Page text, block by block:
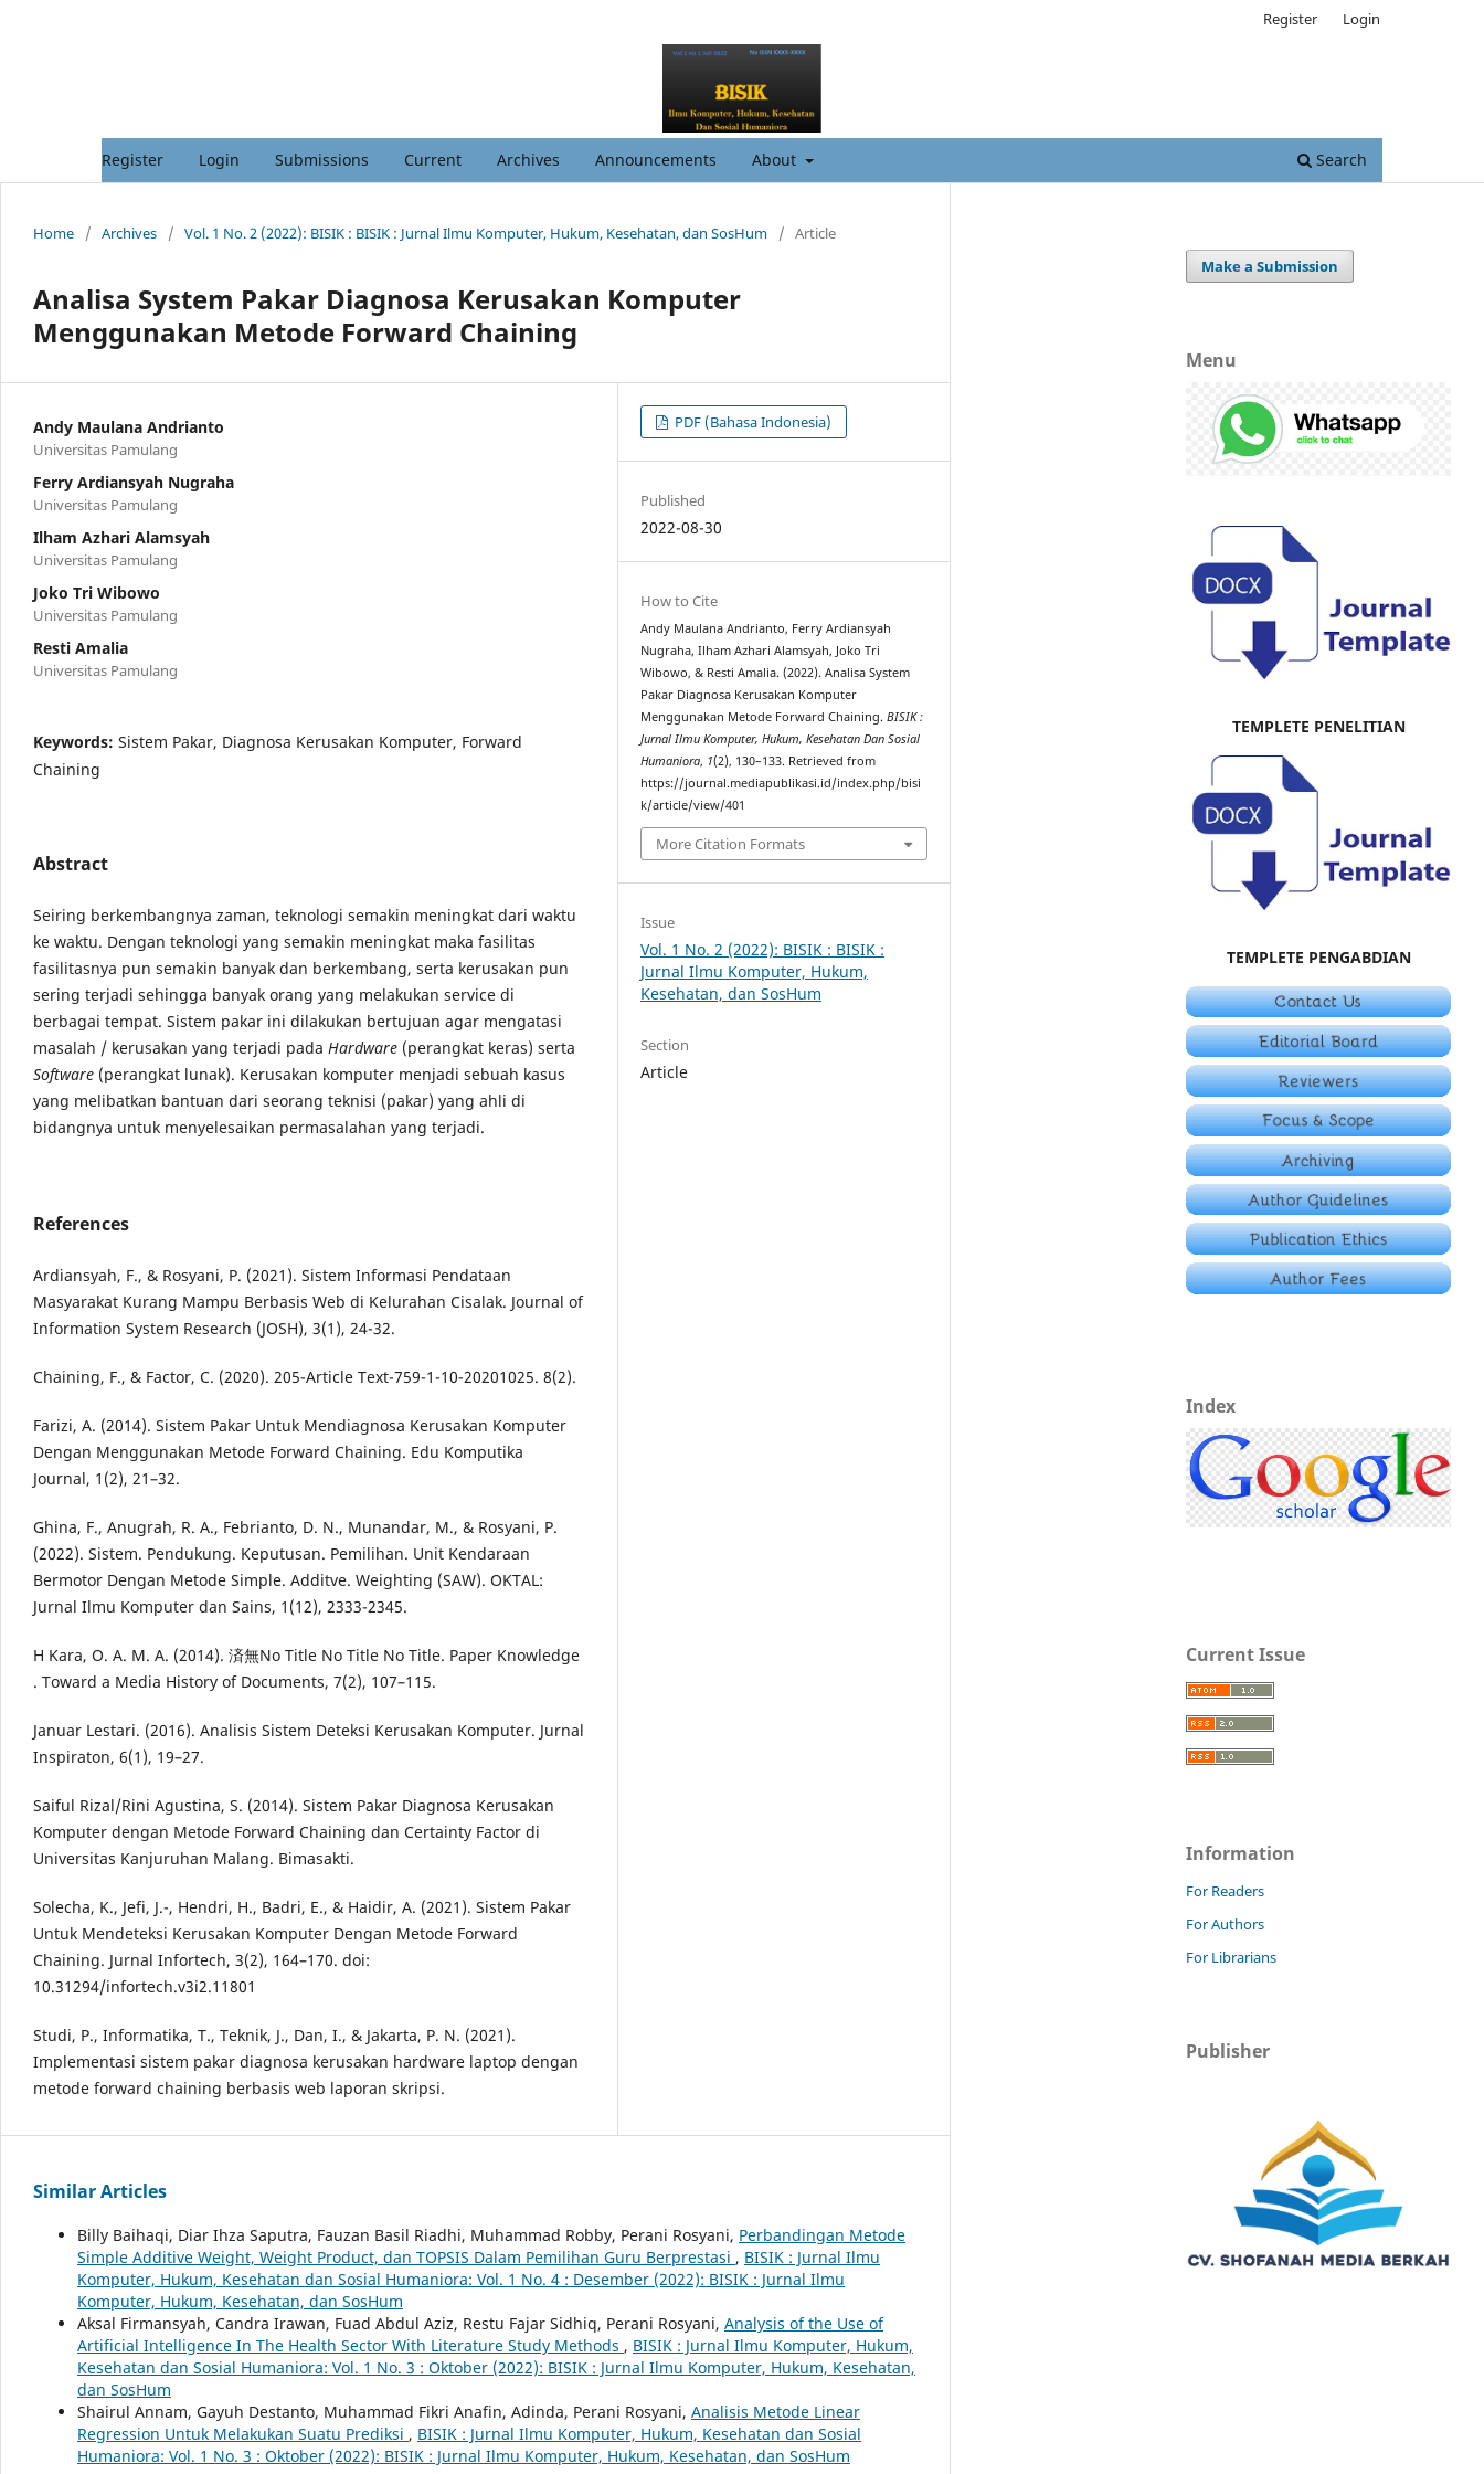
Register Login Submissions Current Archives Announcements About Search
Register Login
Home / Archives / Vol. 1 No. 2 (2022): BISIK : BISIK : Jurnal Ilmu Komputer, Hukum, Kesehatan, dan SosHum / Article
Analisa System Pakar Diagnosa Kerusakan Komputer
Menggunakan Metode Forward Chaining
Andy Maulana Andrianto
Universitas Pamulang
Ferry Ardiansyah Nugraha
Universitas Pamulang
Ilham Azhari Alamsyah
Universitas Pamulang
Joko Tri Wibowo
Universitas Pamulang
Resti Amalia
Universitas Pamulang
Keywords: Sistem Pakar, Diagnosa Kerusakan Komputer, Forward
Chaining
Abstract
Seiring berkembangnya zaman, teknologi semakin meningkat dari waktu
ke waktu. Dengan teknologi yang semakin meningkat maka fasilitas
fasilitasnya pun semakin banyak dan berkembang, serta kerusakan pun
sering terjadi sehingga banyak orang yang melakukan service di
berbagai tempat. Sistem pakar ini dilakukan bertujuan agar mengatasi
masalah / kerusakan yang terjadi pada Hardware (perangkat keras) serta
Software (perangkat lunak). Kerusakan komputer menjadi sebuah kasus
yang melibatkan bantuan dari seorang teknisi (pakar) yang ahli di
bidangnya untuk menyelesaikan permasalahan yang terjadi.
References
Ardiansyah, F., & Rosyani, P. (2021). Sistem Informasi Pendataan
Masyarakat Kurang Mampu Berbasis Web di Kelurahan Cisalak. Journal of
Information System Research (JOSH), 3(1), 24-32.
Chaining, F., & Factor, C. (2020). 205-Article Text-759-1-10-20201025. 8(2).
Farizi, A. (2014). Sistem Pakar Untuk Mendiagnosa Kerusakan Komputer
Dengan Menggunakan Metode Forward Chaining. Edu Komputika
Journal, 1(2), 21–32.
Ghina, F., Anugrah, R. A., Febrianto, D. N., Munandar, M., & Rosyani, P.
(2022). Sistem. Pendukung. Keputusan. Pemilihan. Unit Kendaraan
Bermotor Dengan Metode Simple. Additve. Weighting (SAW). OKTAL:
Jurnal Ilmu Komputer dan Sains, 1(12), 2333-2345.
H Kara, O. A. M. A. (2014). 済無No Title No Title No Title. Paper Knowledge
. Toward a Media History of Documents, 7(2), 107–115.
Januar Lestari. (2016). Analisis Sistem Deteksi Kerusakan Komputer. Jurnal
Inspiraton, 6(1), 19–27.
Saiful Rizal/Rini Agustina, S. (2014). Sistem Pakar Diagnosa Kerusakan
Komputer dengan Metode Forward Chaining dan Certainty Factor di
Universitas Kanjuruhan Malang. Bimasakti.
Solecha, K., Jefi, J.-, Hendri, H., Badri, E., & Haidir, A. (2021). Sistem Pakar
Untuk Mendeteksi Kerusakan Komputer Dengan Metode Forward
Chaining. Jurnal Infortech, 3(2), 164–170. doi:
10.31294/infortech.v3i2.11801
Studi, P., Informatika, T., Teknik, J., Dan, I., & Jakarta, P. N. (2021).
Implementasi sistem pakar diagnosa kerusakan hardware laptop dengan
metode forward chaining berbasis web laporan skripsi.
PDF (Bahasa Indonesia)
Published
2022-08-30
How to Cite
Andy Maulana Andrianto, Ferry Ardiansyah
Nugraha, Ilham Azhari Alamsyah, Joko Tri
Wibowo, & Resti Amalia. (2022). Analisa System
Pakar Diagnosa Kerusakan Komputer
Menggunakan Metode Forward Chaining.BISIK :
Jurnal Ilmu Komputer, Hukum, Kesehatan Dan Sosial
Humaniora, 1(2), 130–133. Retrieved from
https://journal.mediapublikasi.id/index.php/bisi
k/article/view/401
More Citation Formats
Issue
Vol. 1 No. 2 (2022): BISIK : BISIK :
Jurnal Ilmu Komputer, Hukum,
Kesehatan, dan SosHum
Section
Article
Similar Articles
Billy Baihaqi, Diar Ihza Saputra, Fauzan Basil Riadhi, Muhammad Robby, Perani Rosyani, Perbandingan Metode
Simple Additive Weight, Weight Product, dan TOPSIS Dalam Pemilihan Guru Berprestasi , BISIK : Jurnal Ilmu
Komputer, Hukum, Kesehatan dan Sosial Humaniora: Vol. 1 No. 4 : Desember (2022): BISIK : Jurnal Ilmu
Komputer, Hukum, Kesehatan, dan SosHum
Aksal Firmansyah, Candra Irawan, Fuad Abdul Aziz, Restu Fajar Sidhiq, Perani Rosyani, Analysis of the Use of
Artificial Intelligence In The Health Sector With Literature Study Methods , BISIK : Jurnal Ilmu Komputer, Hukum,
Kesehatan dan Sosial Humaniora: Vol. 1 No. 3 : Oktober (2022): BISIK : Jurnal Ilmu Komputer, Hukum, Kesehatan,
dan SosHum
Shairul Annam, Gayuh Destanto, Muhammad Fikri Anafin, Adinda, Perani Rosyani, Analisis Metode Linear
Regression Untuk Melakukan Suatu Prediksi , BISIK : Jurnal Ilmu Komputer, Hukum, Kesehatan dan Sosial
Humaniora: Vol. 1 No. 3 : Oktober (2022): BISIK : Jurnal Ilmu Komputer, Hukum, Kesehatan, dan SosHum
Make a Submission
Menu
TEMPLETE PENELITIAN
TEMPLETE PENGABDIAN
Index
Current Issue
Information
For Readers
For Authors
For Librarians
Publisher